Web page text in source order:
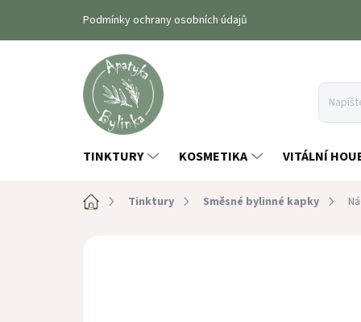
obsah
Podmínky ochrany osobních údajů
TINKTURY KOSMETIKA VITÁLNÍ
DomovTinktury Směsné bylinné kapky